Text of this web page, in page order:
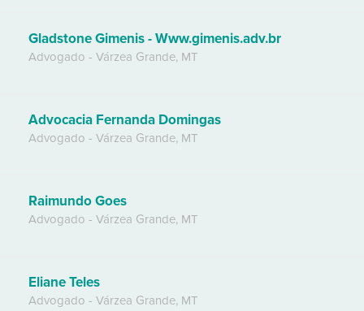
Gladstone Gimenis - Www.gimenis.adv.br
Advogado - Várzea Grande, MT
Advocacia Fernanda Domingas
Advogado - Várzea Grande, MT
Raimundo Goes
Advogado - Várzea Grande, MT
Eliane Teles
Advogado - Várzea Grande, MT